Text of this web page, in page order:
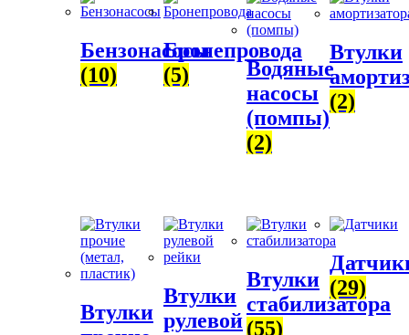
Бензонасосы
(10)
Бронепровода
(5)
Водяные
насосы
(помпы)
(2)
Втулки
(2)
Втулки
Втулки
рулевой
Втулки
стабилизатора
(55)
(29)